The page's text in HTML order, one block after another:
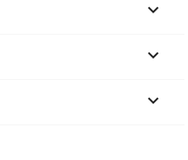


